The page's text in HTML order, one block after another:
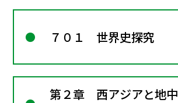
７０１ 世界史探究
第２章 西アジアと地